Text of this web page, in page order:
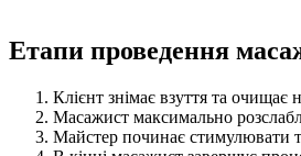
Етапи проведення
Клієнт знімає взуття та очищає
Масажист максимально
Майстер починає стимулювати